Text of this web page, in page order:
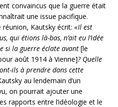
convaincus que la guerre était
une issue pacifique.
réunion, Kautsky écrit: «Il est
qui étions là-bas, n’ait eu l’idée
si la guerre éclate avant [le
août 1914 à Vienne]? Quelle
ils à prendre dans cette
au lendemain d’un
on pourrait ajouter une
rapports entre l’idéologie et le